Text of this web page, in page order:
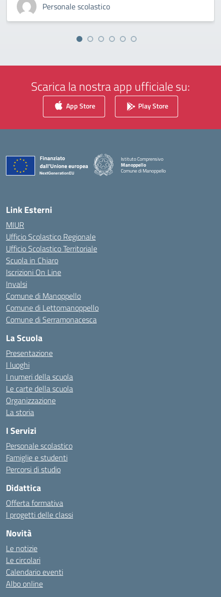
Personale scolastico
Scarica la nostra app ufficiale su:
App Store Play Store
Istituto Comprensivo
Manoppello
Comune di Manoppello
— Visita la pagina iniziale della scuola
Link Esterni
MIUR
Ufficio Scolastico Regionale
Ufficio Scolastico Territoriale
Scuola in Chiaro
Iscrizioni On Line
Invalsi
Comune di Manoppello
Comune di Lettomanoppello
Comune di Serramonacesca
La Scuola
Presentazione
I luoghi
I numeri della scuola
Le carte della scuola
Organizzazione
La storia
I Servizi
Personale scolastico
Famiglie e studenti
Percorsi di studio
Didattica
Offerta formativa
I progetti delle classi
Novità
Le notizie
Le circolari
Calendario eventi
Albo online